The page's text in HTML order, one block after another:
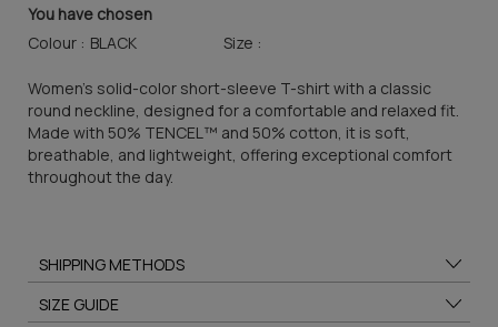
You have chosen
Colour :
Size :
Women's solid-color short-sleeve T-shirt with a classic
round neckline, designed for a comfortable and relaxed fit.
Made with 50% TENCEL™ and 50% cotton, it is soft,
breathable, and lightweight, offering exceptional comfort
throughout the day.
SHIPPING METHODS
SIZE GUIDE